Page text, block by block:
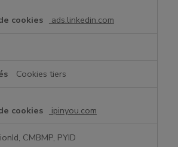
ads.linkedin.com
Cookies tiers
ipinyou.com
CMBMP, PYID